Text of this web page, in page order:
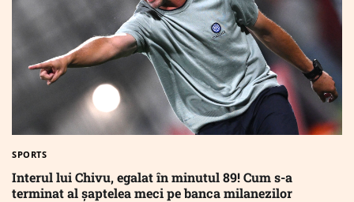
SPORTS
Interul lui Chivu, egalat în minutul 89! Cum s-a
terminat al șaptelea meci pe banca milanezilor